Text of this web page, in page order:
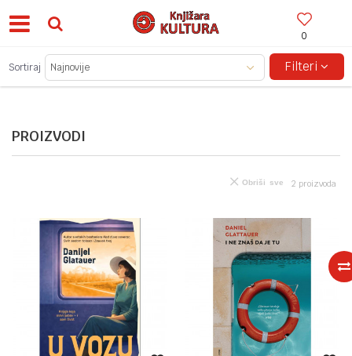
0
BESPLATNA ISPORUKA ZA IZNOSE PREKO 150KM!
PROIZVODI
Sortiraj Filteri
2 proizvoda
Obriši sve